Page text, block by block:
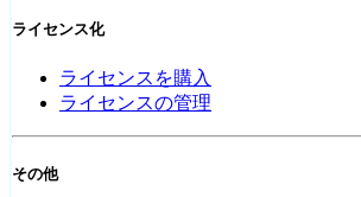
ライセンス化
ライセンスを購入
ライセンスの管理
その他